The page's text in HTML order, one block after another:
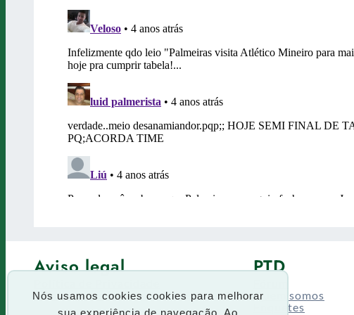
Nós usamos cookies cookies para melhorar
Aviso legal
Termos de uso
PTD
Quem somos
Enquetes